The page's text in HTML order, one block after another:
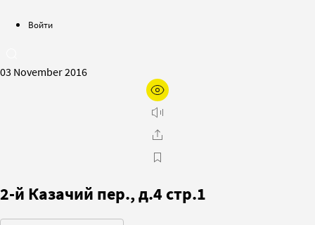
Войти
03 November 2016
2-й Казачий пер., д.4 стр.1